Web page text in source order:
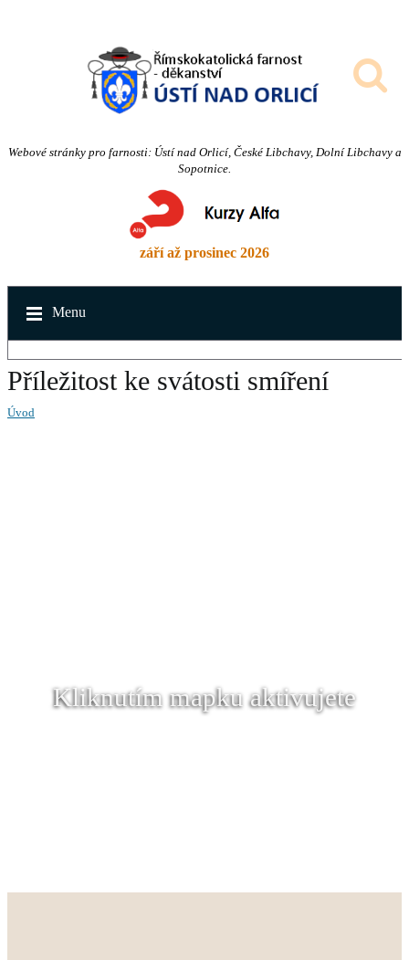
Webové stránky pro farnosti: Ústí nad Orlicí, České Libchavy, Dolní Libchavy a
Sopotnice.
září až prosinec 2026
Menu
Příležitost ke svátosti smíření
Úvod
Kliknutím mapku aktivujete